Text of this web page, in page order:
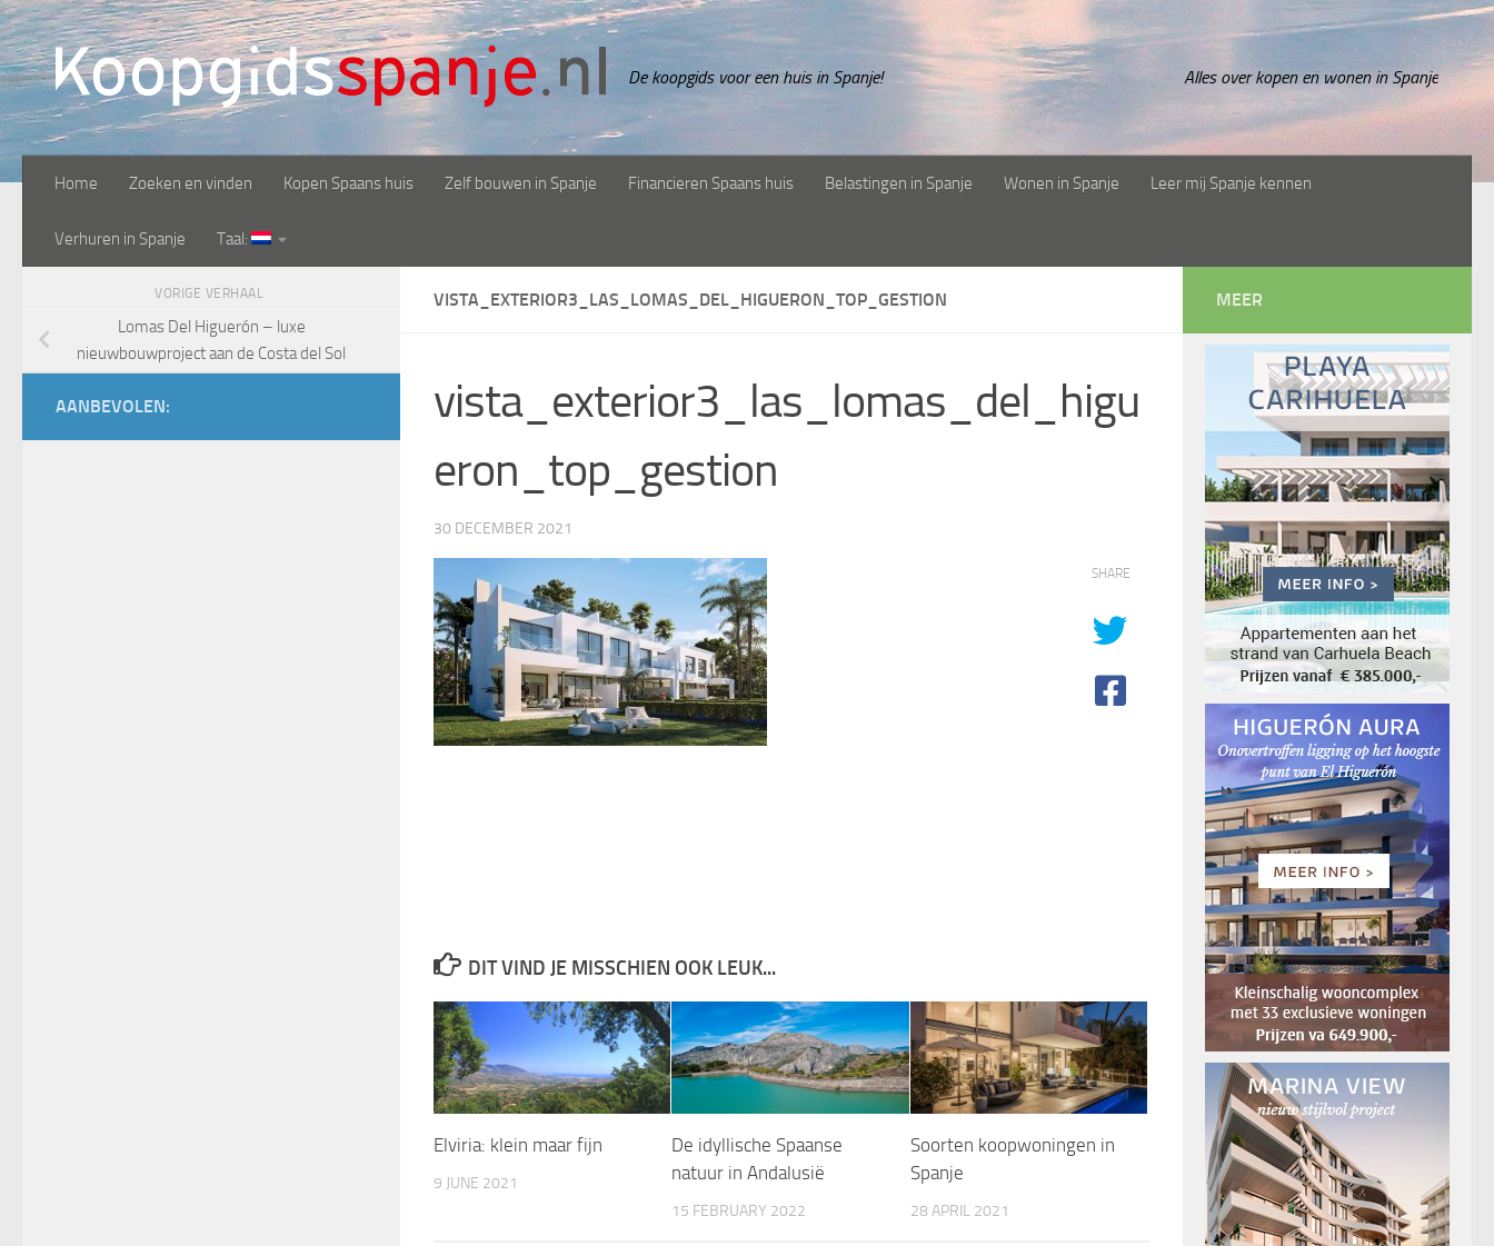
Doorgaan naar inhoud
De koopgids voor een huis in Spanje! Alles over kopen en wonen in Spanje
Home Zoeken en vinden Kopen Spaans huis Zelf bouwen in Spanje Financieren Spaans huis Belastingen in Spanje Wonen in Spanje Leer mij Spanje kennen
Verhuren in Spanje Taal:
VISTA_EXTERIOR3_LAS_LOMAS_DEL_HIGUERON_TOP_GESTION
vista_exterior3_las_lomas_del_higu
eron_top_gestion
30 DECEMBER 2021
SHARE
DIT VIND JE MISSCHIEN OOK LEUK...
Elviria: klein maar fijn
9 JUNE 2021
De idyllische Spaanse
natuur in Andalusië
15 FEBRUARY 2022
Soorten koopwoningen in
Spanje
28 APRIL 2021
VORIGE VERHAAL
Lomas Del Higuerón – luxe
nieuwbouwproject aan de Costa del Sol
AANBEVOLEN:
MEER